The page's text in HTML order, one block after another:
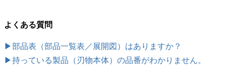
よくある質問
▶部品表（部品一覧表／展開図）はありますか？
▶持っている製品（刃物本体）の品番がわかりません。